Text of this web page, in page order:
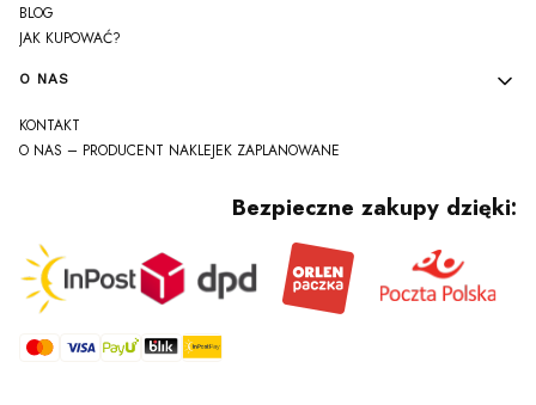
BLOG
JAK KUPOWAĆ?
O NAS
KONTAKT
O NAS – PRODUCENT NAKLEJEK ZAPLANOWANE
Bezpieczne zakupy dzięki: